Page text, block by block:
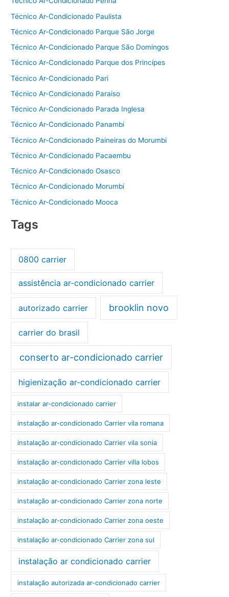
Técnico Ar-Condicionado Paulista
Técnico Ar-Condicionado Parque São Jorge
Técnico Ar-Condicionado Parque São Domingos
Técnico Ar-Condicionado Parque dos Princípes
Técnico Ar-Condicionado Pari
Técnico Ar-Condicionado Paraiso
Técnico Ar-Condicionado Parada Inglesa
Técnico Ar-Condicionado Panambi
Técnico Ar-Condicionado Paineiras do Morumbi
Técnico Ar-Condicionado Pacaembu
Técnico Ar-Condicionado Osasco
Técnico Ar-Condicionado Morumbi
Técnico Ar-Condicionado Mooca
Tags
0800 carrier
assistência ar-condicionado carrier
autorizado carrier brooklin novo
carrier do brasil
conserto ar-condicionado carrier
higienização ar-condicionado carrier
instalar ar-condicionado carrier
instalação ar-condicionado Carrier vila romana
instalação ar-condicionado Carrier vila sonia
instalação ar-condicionado Carrier villa lobos
instalação ar-condicionado Carrier zona leste
instalação ar-condicionado Carrier zona norte
instalação ar-condicionado Carrier zona oeste
instalação ar-condicionado Carrier zona sul
instalação ar condicionado carrier
instalação autorizada ar-condicionado carrier